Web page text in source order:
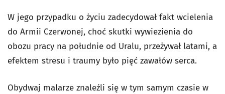
W jego przypadku o życiu zadecydował fakt wcielenia
do Armii Czerwonej, choć skutki wywiezienia do
obozu pracy na południe od Uralu, przeżywał latami, a
efektem stresu i traumy było pięć zawałów serca.
Obydwaj malarze znaleźli się w tym samym czasie w